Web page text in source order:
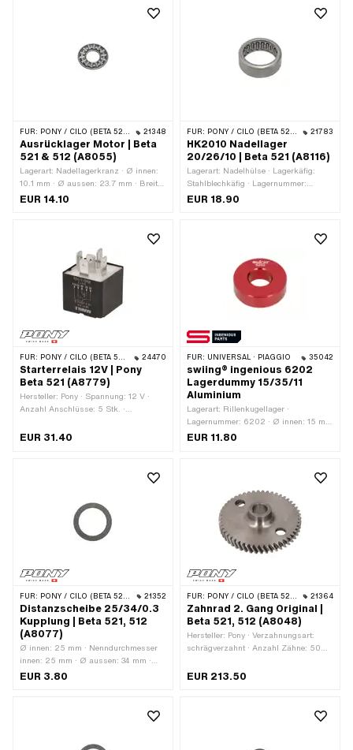
Werkstattzubehör · Material: Stahl ·
FÜR: PONY / CILO (BETA 521 & 512) 21348
Ausrücklager Motor | Beta
521 & 512 (A8055)
Lagerart: Nadellagerkranz · Ø innen:
10.1 mm · Ø aussen: 23.7 mm · Breite:
1.98 mm · Lagerkäfig: Stahlblechkäfig
EUR 14.10
FÜR: PONY / CILO (BETA 521 & 512) 21783
HK2010 Nadellager
20/26/10 | Beta 521 (A8116)
Lagerart: Nadelhülse · Lagerkäfig:
Stahlblechkäfig · Lagernummer:
HK2010 · Dimension Nadellager:
EUR 18.90
FÜR: PONY / CILO (BETA 521 & 512) 24470
Starterrelais 12V | Pony
Beta 521 (A8779)
Hersteller: Pony · Spannung: 12 V ·
Anzahl Anschlüsse: 5 Stk. ·
EUR 31.40
FÜR: UNIVERSAL · PIAGGIO 35042
swiing® ingenious 6202
Lagerdummy 15/35/11
Aluminium
Lagerart: Rillenkugellager ·
Lagernummer: 6202 · Ø innen: 15 mm
· Ø aussen: 35 mm · Breite: 12 mm ·
Anwendungsbereich:
Werkstattzubehör
EUR 11.80
FÜR: PONY / CILO (BETA 521 & 512) 21352
Distanzscheibe 25/34/0.3
Kupplung | Beta 521, 512
(A8077)
Ø innen: 25 mm · Nenndurchmesser
innen: 25 mm · Ø aussen: 34 mm ·
Dicke: 0.3 mm · Hersteller: Pony ·
EUR 3.80
FÜR: PONY / CILO (BETA 521 & 512) 21364
Zahnrad 2. Gang Original |
Beta 521, 512 (A8048)
Hersteller: Pony · Verzahnungsart:
schrägverzahnt · Anzahl Zähne: 50
EUR 213.50